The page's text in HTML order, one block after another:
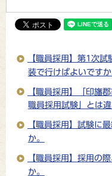
【職員採用】第1次
装で行けばよいですか
【職員採用】「印旛
職員採用試験」とは違
【職員採用】試験に
か。
【職員採用】採用の
か。